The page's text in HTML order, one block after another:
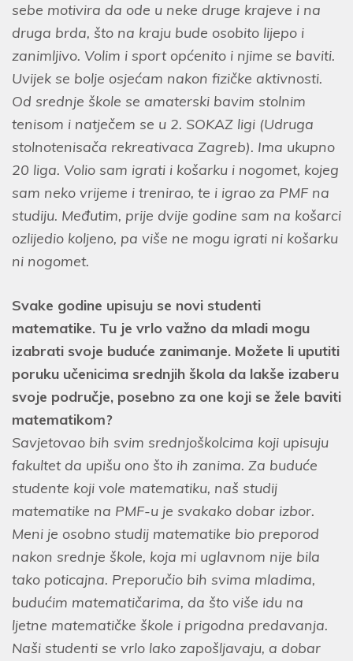
sebe motivira da ode u neke druge krajeve i na
druga brda, što na kraju bude osobito lijepo i
zanimljivo. Volim i sport općenito i njime se baviti.
Uvijek se bolje osjećam nakon fizičke aktivnosti.
Od srednje škole se amaterski bavim stolnim
tenisom i natječem se u 2. SOKAZ ligi (Udruga
stolnotenisača rekreativaca Zagreb). Ima ukupno
20 liga. Volio sam igrati i košarku i nogomet, kojeg
sam neko vrijeme i trenirao, te i igrao za PMF na
studiju. Međutim, prije dvije godine sam na košarci
ozlijedio koljeno, pa više ne mogu igrati ni košarku
ni nogomet.
Svake godine upisuju se novi studenti
matematike. Tu je vrlo važno da mladi mogu
izabrati svoje buduće zanimanje. Možete li uputiti
poruku učenicima srednjih škola da lakše izaberu
svoje područje, posebno za one koji se žele baviti
matematikom?
Savjetovao bih svim srednjoškolcima koji upisuju
fakultet da upišu ono što ih zanima. Za buduće
studente koji vole matematiku, naš studij
matematike na PMF-u je svakako dobar izbor.
Meni je osobno studij matematike bio preporod
nakon srednje škole, koja mi uglavnom nije bila
tako poticajna. Preporučio bih svima mladima,
budućim matematičarima, da što više idu na
ljetne matematičke škole i prigodna predavanja.
Naši studenti se vrlo lako zapošljavaju, a dobar